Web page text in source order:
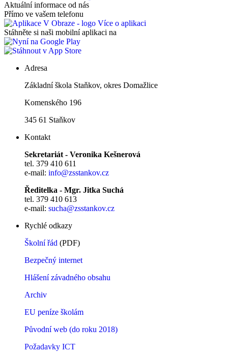
Aktuální informace od nás
Přímo ve vašem telefonu
Více o aplikaci
Stáhněte si naši mobilní aplikaci na
Adresa
Základní škola Staňkov, okres Domažlice
Komenského 196
345 61 Staňkov
Kontakt
Sekretariát - Veronika Kešnerová
tel. 379 410 611
e-mail: info@zsstankov.cz
Ředitelka - Mgr. Jitka Suchá
tel. 379 410 613
e-mail: sucha@zsstankov.cz
Rychlé odkazy
Školní řád (PDF)
Bezpečný internet
Hlášení závadného obsahu
Archiv
EU peníze školám
Původní web (do roku 2018)
Požadavky ICT